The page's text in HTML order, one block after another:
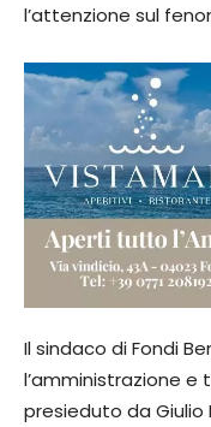
l’attenzione sul
Il sindaco di Fondi
l’amministrazione e
presieduto da